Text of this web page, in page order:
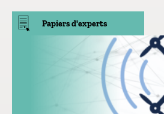
Papiers d'experts